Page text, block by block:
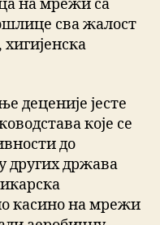
на мрежи са
сва жалост
деценије јесте
које се
до
других држава
касино на мрежи